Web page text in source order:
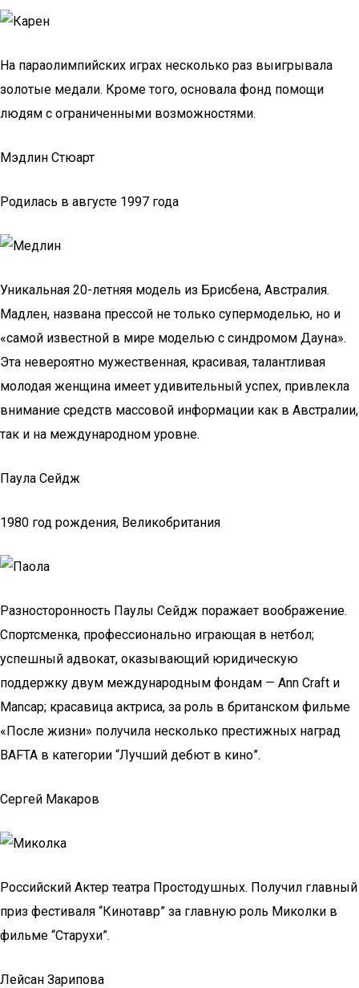
На параолимпийских играх несколько раз выигрывала
золотые медали. Кроме того, основала фонд помощи
людям с ограниченными возможностями.
Мэдлин Стюарт
Родилась в августе 1997 года
Уникальная 20-летняя модель из Брисбена, Австралия.
Мадлен, названа прессой не только супермоделью, но и
«самой известной в мире моделью с синдромом Дауна».
Эта невероятно мужественная, красивая, талантливая
молодая женщина имеет удивительный успех, привлекла
внимание средств массовой информации как в Австралии,
так и на международном уровне.
Паула Сейдж
1980 год рождения, Великобритания
Разносторонность Паулы Сейдж поражает воображение.
Спортсменка, профессионально играющая в нетбол;
успешный адвокат, оказывающий юридическую
поддержку двум международным фондам — Ann Craft и
Mancap; красавица актриса, за роль в британском фильме
«После жизни» получила несколько престижных наград
BAFTA в категории “Лучший дебют в кино”.
Сергей Макаров
Российский Актер театра Простодушных. Получил главный
приз фестиваля “Кинотавр” за главную роль Миколки в
фильме “Старухи”.
Лейсан Зарипова